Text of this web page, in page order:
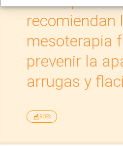
recomiendan
mesoterapia
prevenir la
arrugas y
RÖSS